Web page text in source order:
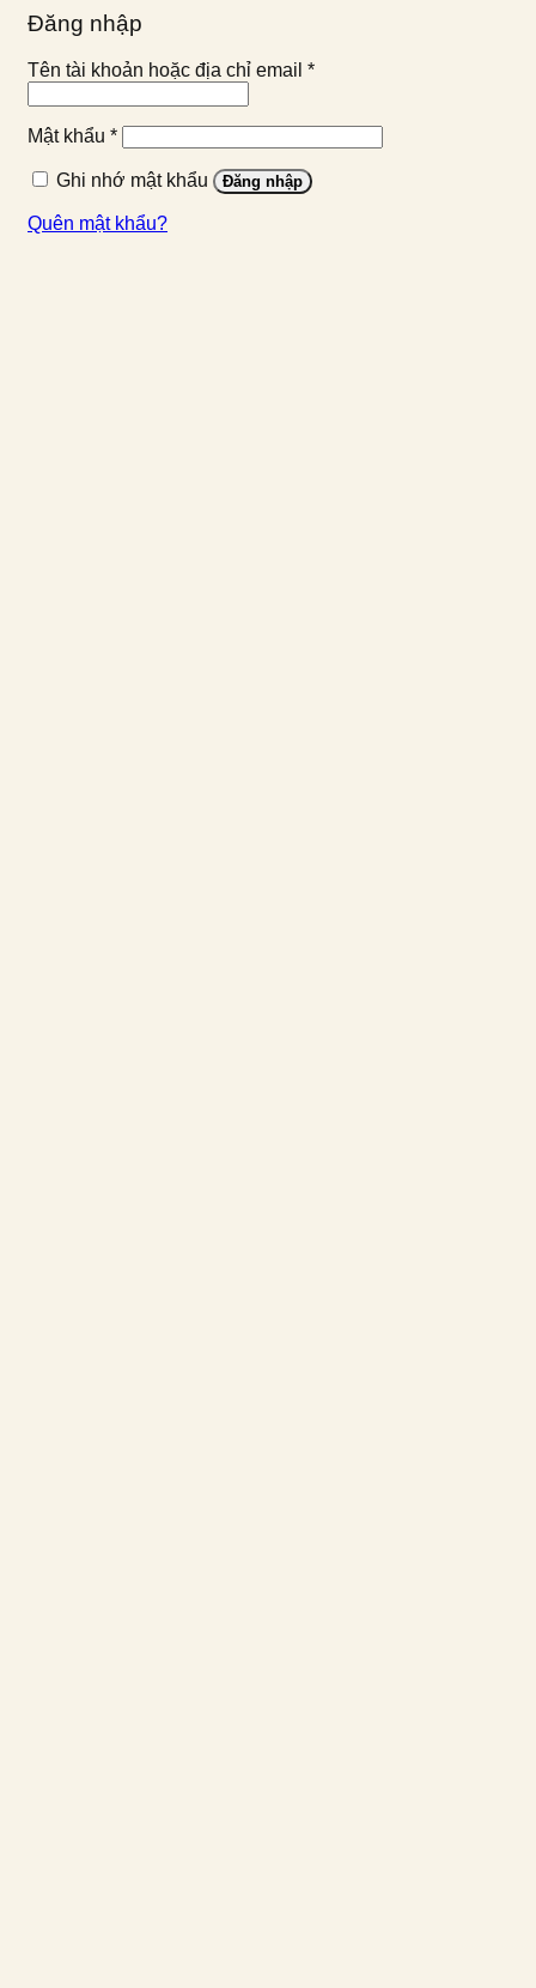
Đăng nhập
Tên tài khoản hoặc địa chỉ email *Bắt
Mật khẩu *Bắt
Ghi nhớ mật khẩu
Đăng nhập
Quên mật khẩu?